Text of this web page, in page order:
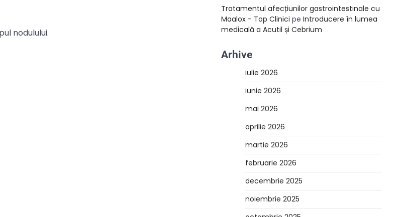
nodulului.
Tratamentul afecțiunilor gastrointestinale cu
Maalox - Top Clinici pe Introducere în lumea
medicală a Acutil și Cebrium
Arhive
iulie 2026
iunie 2026
mai 2026
aprilie 2026
martie 2026
februarie 2026
decembrie 2025
noiembrie 2025